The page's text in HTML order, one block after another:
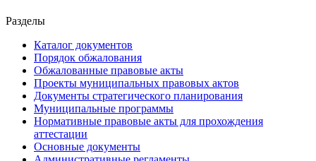
Разделы
Каталог документов
Порядок обжалования
Обжалованные правовые акты
Проекты муниципальных правовых актов
Документы стратегического планирования
Муниципальные программы
Нормативные правовые акты для прохождения
аттестации
Основные документы